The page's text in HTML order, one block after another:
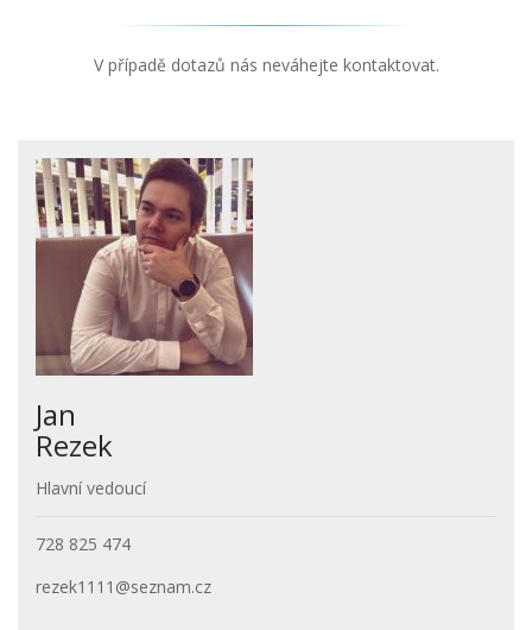
V případě dotazů nás neváhejte kontaktovat.
Jan
Rezek
Hlavní vedoucí
728 825 474
rezek1111@seznam.cz